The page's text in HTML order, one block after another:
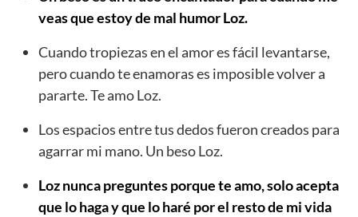
veas que estoy de mal humor Loz.
Cuando tropiezas en el amor es fácil levantarse,
pero cuando te enamoras es imposible volver a
pararte. Te amo Loz.
Los espacios entre tus dedos fueron creados para
agarrar mi mano. Un beso Loz.
Loz nunca preguntes porque te amo, solo acepta
que lo haga y que lo haré por el resto de mi vida